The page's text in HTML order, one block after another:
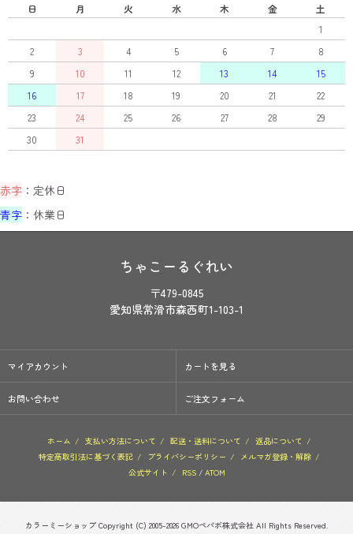
日
月 火 水 木 金
土
1
2
3 4 5 6 7
8
9
10 11 12 13 14
15
16
17 18 19 20 21
22
23
24 25 26 27 28
29
30
31
赤字 ：定休日
青字 ：休業日
ちゃこーるぐれい
〒479-0845
愛知県常滑市森西町1-103-1
マイアカウント カートを見る
お問い合わせ ご注文フォーム
ホーム / 支払い方法について / 配送・送料について / 返品について /
特定商取引法に基づく表記 / プライバシーポリシー / メルマガ登録・解除 /
公式サイト / RSS/ ATOM
カラーミーショップCopyright (C) 2005-2026 GMOペパボ株式会社 All Rights Reserved.